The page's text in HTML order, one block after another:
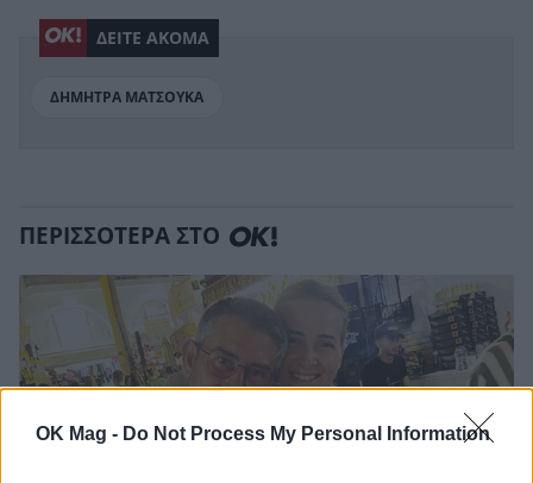
OK Mag - Do Not Process My Personal Information
ΔΕΙΤΕ ΑΚΟΜΑ
ΔΗΜΗΤΡΑ ΜΑΤΣΟΥΚΑ
ΠΕΡΙΣΣΟΤΕΡΑ ΣΤΟ